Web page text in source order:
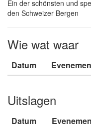
Ein der schönsten und
den Schweizer Bergen
Wie wat waar
Datum
Uitslagen
Datum